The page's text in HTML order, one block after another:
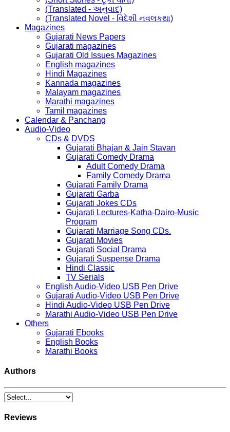
(Translated - અનુવાદ)
(Translated Novel - વિદેશી નવલકથા)
Magazines
Gujarati News Papers
Gujarati magazines
Gujarati Old Issues Magazines
English magazines
Hindi Magazines
Kannada magazines
Malayam magazines
Marathi magazines
Tamil magazines
Calendar & Panchang
Audio-Video
CDs & DVDS
Gujarati Bhajan & Jain Stavan
Gujarati Comedy Drama
Adult Comedy Drama
Family Comedy Drama
Gujarati Family Drama
Gujarati Garba
Gujarati Jokes CDs
Gujarati Lectures-Katha-Dairo-Music
Program
Gujarati Marriage Song CDs.
Gujarati Movies
Gujarati Social Drama
Gujarati Suspense Drama
Hindi Classic
TV Serials
English Audio-Video USB Pen Drive
Gujarati Audio-Video USB Pen Drive
Hindi Audio-Video USB Pen Drive
Marathi Audio-Video USB Pen Drive
Others
Gujarati Ebooks
English Books
Marathi Books
Authors
Reviews